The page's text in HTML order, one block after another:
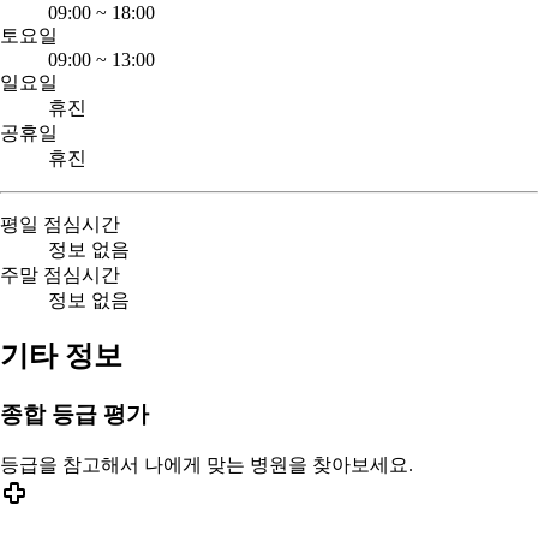
09:00 ~ 18:00
토요일
09:00 ~ 13:00
일요일
휴진
공휴일
휴진
평일 점심시간
정보 없음
주말 점심시간
정보 없음
기타 정보
종합 등급 평가
등급을 참고해서 나에게 맞는 병원을 찾아보세요.